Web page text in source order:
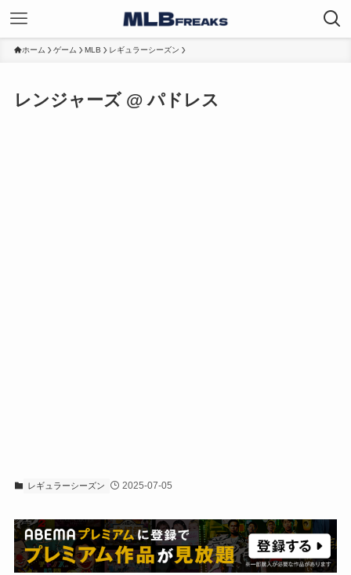
ホーム ゲーム MLB レギュラーシーズン
レンジャーズ @ パドレス
レギュラーシーズン 2025-07-05